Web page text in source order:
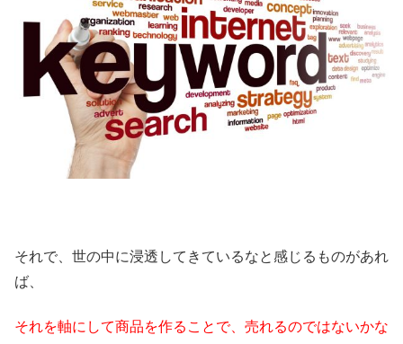
それで、世の中に浸透してきているなと感じるものがあれ
ば、
それを軸にして商品を作ることで、売れるのではないかな